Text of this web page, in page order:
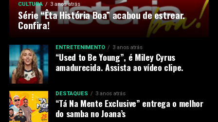
CULTURA 3 anos atrás
Série “Êta História Boa” acabou de estrear.
Confira!
ENTRETENIMENTO 3 anos atrás
“Used to Be Young”, é Miley Cyrus
amadurecida. Assista ao vídeo clipe.
DESTAQUES 3 anos atrás
“Tá Na Mente Exclusive” entrega o melhor
do samba no Joana’s